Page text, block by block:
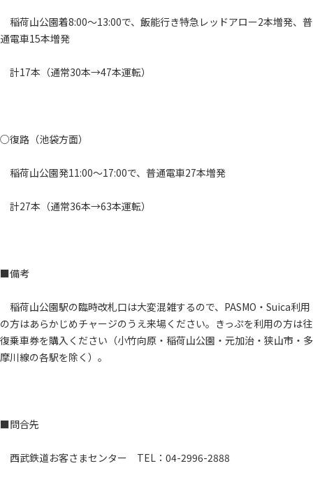
稲荷山公園着8:00～13:00で、飯能行き特急レッドアロー2本増発、普
通電車15本増発
計17本（通常30本→47本運転）
○復路（池袋方面）
稲荷山公園発11:00～17:00で、普通電車27本増発
計27本（通常36本→63本運転）
■備考
稲荷山公園駅の臨時改札口は大変混雑するので、PASMO・Suica利用
の方はあらかじめチャージのうえ来場ください。きっぷを利用の方は往
復乗車券を購入ください（小竹向原・稲荷山公園・元加治・狭山市・多
摩川線の各駅を除く）。
■問合先
西武鉄道お客さまセンター TEL：04-2996-2888